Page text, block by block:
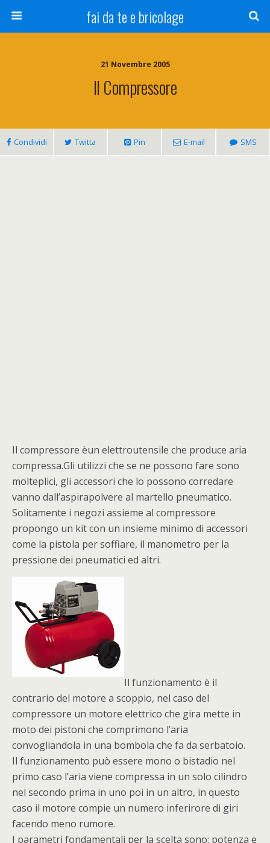
fai da te e bricolage
21 Novembre 2005
Il Compressore
Condividi Twitta Pin E-mail SMS
Il compressore èun elettroutensile che produce aria
compressa.Gli utilizzi che se ne possono fare sono
molteplici, gli accessori che lo possono corredare
vanno dall’aspirapolvere al martello pneumatico.
Solitamente i negozi assieme al compressore
propongo un kit con un insieme minimo di accessori
come la pistola per soffiare, il manometro per la
pressione dei pneumatici ed altri.
Il funzionamento è il
contrario del motore a scoppio, nel caso del
compressore un motore elettrico che gira mette in
moto dei pistoni che comprimono l’aria
convogliandola in una bombola che fa da serbatoio.
Il funzionamento può essere mono o bistadio nel
primo caso l’aria viene compressa in un solo cilindro
nel secondo prima in uno poi in un altro, in questo
caso il motore compie un numero inferirore di giri
facendo meno rumore.
I parametri fondamentali per la scelta sono: potenza e